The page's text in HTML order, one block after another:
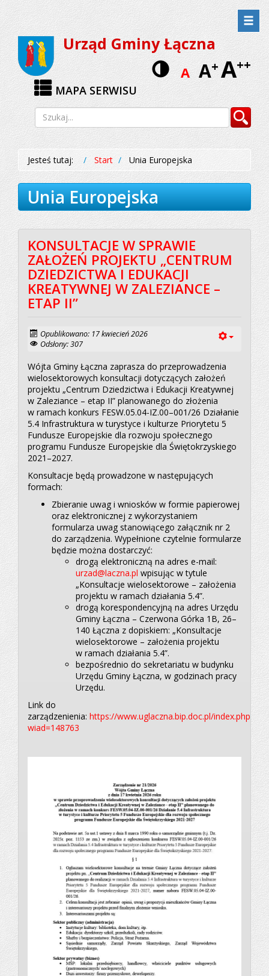
Przejdź
do
menu
Przejdź
do
treści
Urząd Gminy Łączna
A A+A++
Wersja
MAPA SERWISU
Wyszukiwarka Szukaj
Jesteś tutaj: Start Unia Europejska
Unia Europejska
KONSULTACJE W SPRAWIE
ZAŁOŻEŃ PROJEKTU „CENTRUM
DZIEDZICTWA I EDUKACJI
KREATYWNEJ W ZALEZIANCE –
ETAP II”
Opublikowano: 17 kwiecień 2026
Odsłony: 307
Wójta Gminy Łączna zaprasza do przeprowadzenia
wielosektorowych konsultacji dotyczących założeń
projektu „Centrum Dziedzictwa i Edukacji Kreatywnej
w Zaleziance – etap II” planowanego do złożenia
w ramach konkurs FESW.05.04-IZ.00–001/26 Działanie
5.4 Infrastruktura w turystyce i kulturze Priorytetu 5
Fundusze Europejskie dla rozwoju społecznego
programu Fundusze Europejskie dla Świętokrzyskiego
2021–2027.
Konsultacje będą prowadzone w następujących
formach:
Zbieranie uwag i wniosków w formie papierowej
oraz elektronicznej z wykorzystaniem
formularza uwag stanowiącego załącznik nr 2
do zarządzenia. Wypełnione czytelnie formularze
będzie można dostarczyć:
drogą elektroniczną na adres e-mail:
urzad@laczna.pl wpisując w tytule
„Konsultacje wielosektorowe – założenia
projektu w ramach działania 5.4”.
drogą korespondencyjną na adres Urzędu
Gminy Łączna – Czerwona Górka 1B, 26–
140 Łączna z dopiskiem: „Konsultacje
wielosektorowe – założenia projektu
w ramach działania 5.4”.
bezpośrednio do sekretariatu w budynku
Urzędu Gminy Łączna, w godzinach pracy
Urzędu.
Link do
zarządzenienia: https://www.uglaczna.bip.doc.pl/index.php?
wiad=148763